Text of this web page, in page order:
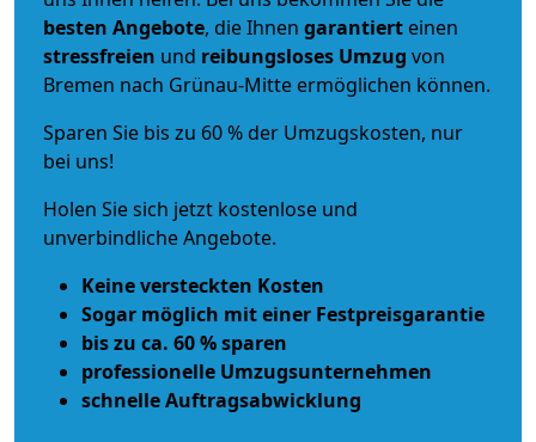
besten Angebote, die Ihnen garantiert einen
stressfreien und reibungsloses Umzug von
Bremen nach Grünau-Mitte ermöglichen können.
Sparen Sie bis zu 60 % der Umzugskosten, nur
bei uns!
Holen Sie sich jetzt kostenlose und
unverbindliche Angebote.
Keine versteckten Kosten
Sogar möglich mit einer Festpreisgarantie
bis zu ca. 60 % sparen
professionelle Umzugsunternehmen
schnelle Auftragsabwicklung